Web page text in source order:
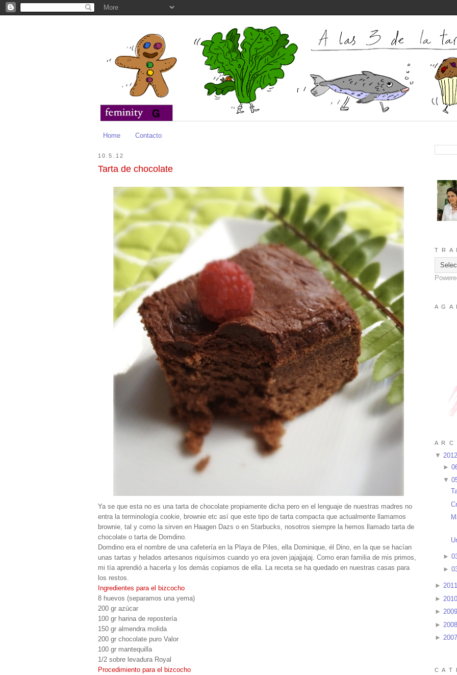
Home Contacto
10.5.12
Tarta de chocolate
Ya se que esta no es una tarta de chocolate propiamente dicha pero en el lenguaje de nuestras madres no
entra la terminología cookie, brownie etc así que este tipo de tarta compacta que actualmente llamamos
brownie, tal y como la sirven en Haagen Dazs o en Starbucks, nosotros siempre la hemos llamado tarta de
chocolate o tarta de Domdino.
Domdino era el nombre de una cafetería en la Playa de Piles, ella Dominique, él Dino, en la que se hacían
unas tartas y helados artesanos riquísimos cuando yo era joven jajajjajaj. Como eran familia de mis primos,
mi tía aprendió a hacerla y los demás copiamos de ella. La receta se ha quedado en nuestras casas para
los restos.
Ingredientes para el bizcocho
8 huevos (separamos una yema)
200 gr azúcar
100 gr harina de repostería
150 gr almendra molida
200 gr chocolate puro Valor
100 gr mantequilla
1/2 sobre levadura Royal
Procedimiento para el bizcocho
T R A
A G A
A R C
▼ 2012
►
▼
►
►
► 2011
► 2010
► 2009
► 2008
► 2007
C A T